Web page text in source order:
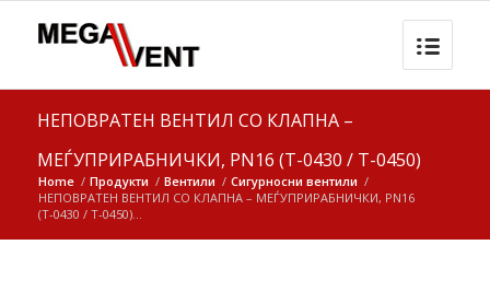
НЕПОВРАТЕН ВЕНТИЛ СО КЛАПНА –
МЕЃУПРИРАБНИЧКИ, PN16 (Т-0430 / Т-0450)
Home / Продукти / Вентили / Сигурносни вентили /
НЕПОВРАТЕН ВЕНТИЛ СО КЛАПНА – МЕЃУПРИРАБНИЧКИ, PN16
(Т-0430 / Т-0450)...